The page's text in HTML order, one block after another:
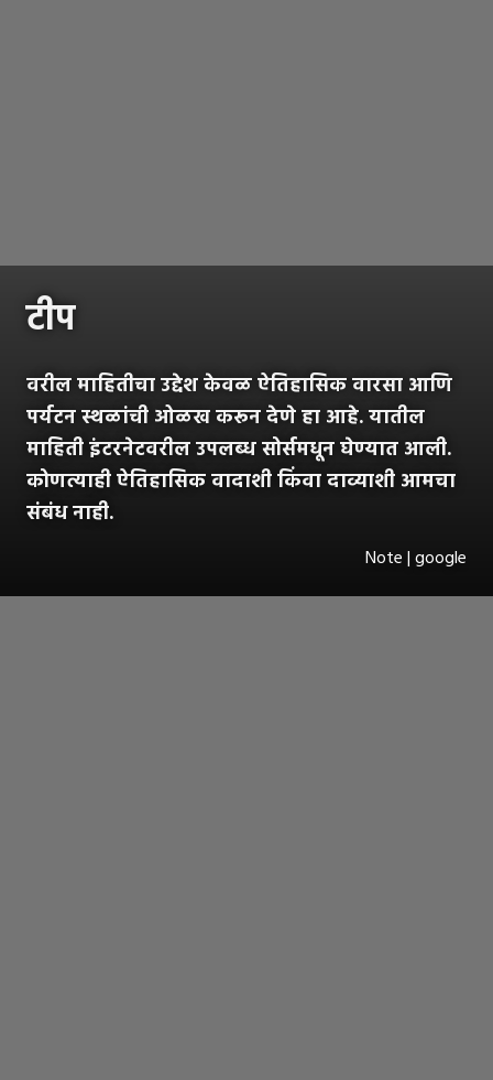
टीप
वरील माहितीचा उद्देश केवळ ऐतिहासिक वारसा आणि
पर्यटन स्थळांची ओळख करून देणे हा आहे. यातील
माहिती इंटरनेटवरील उपलब्ध सोर्समधून घेण्यात आली.
कोणत्याही ऐतिहासिक वादाशी किंवा दाव्याशी आमचा
संबंध नाही.
Note | google